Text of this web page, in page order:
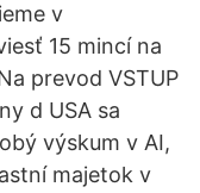
v
15 mincí na
prevod VSTUP
d USA sa
výskum v AI,
majetok v